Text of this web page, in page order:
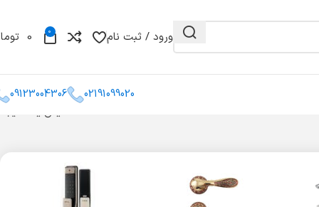
ورود / ثبت نام 0
0
02191099020
09123004306
نمایش یک نتیجه